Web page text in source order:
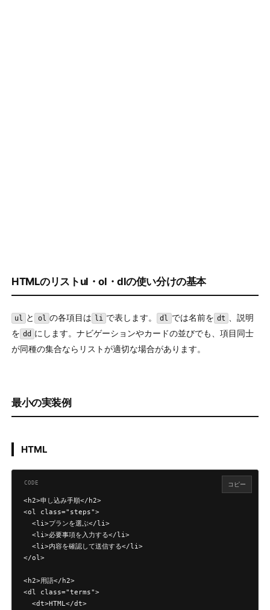
HTMLのリストul・ol・dlの使い分けの基本
ul と ol の各項目は li で表します。 dl では名前を dt
、説明
を dd にします。ナビゲーションやカードの並びでも、項目同士
が同種の集合ならリストが適切な場合があります。
最小の実装例
HTML
<h2>申し込み手順</h2>
<ol class="steps">
  <li>プランを選ぶ</li>
  <li>必要事項を入力する</li>
  <li>内容を確認して送信する</li>
</ol>
<h2>用語</h2>
<dl class="terms">
  <dt>HTML</dt>
コピー